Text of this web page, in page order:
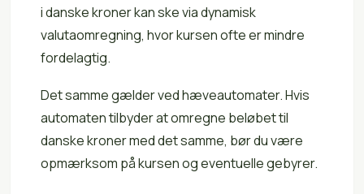
i danske kroner kan ske via dynamisk
valutaomregning, hvor kursen ofte er mindre
fordelagtig.
Det samme gælder ved hæveautomater. Hvis
automaten tilbyder at omregne beløbet til
danske kroner med det samme, bør du være
opmærksom på kursen og eventuelle gebyrer.